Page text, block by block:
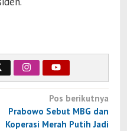
Pos berikutnya
Prabowo Sebut MBG dan
Koperasi Merah Putih Jadi